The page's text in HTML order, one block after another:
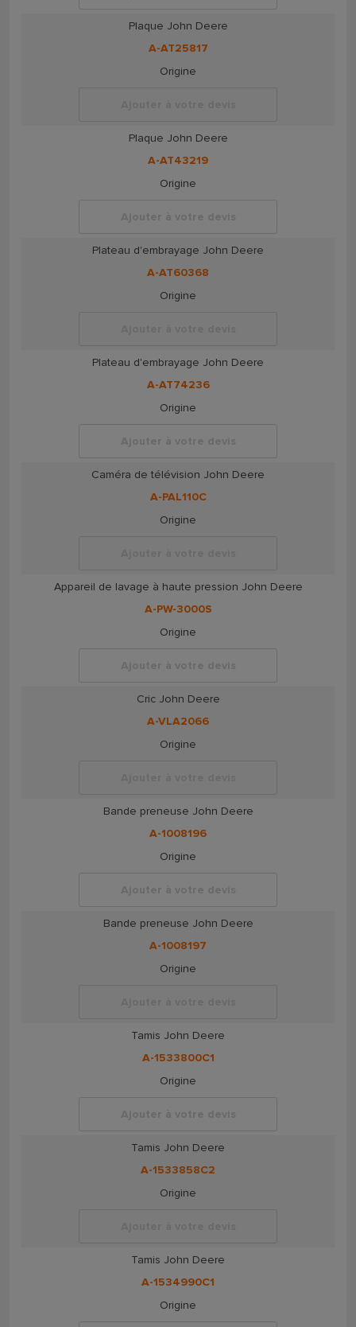
Plaque John Deere
A-AT25817
Origine
Plaque John Deere
A-AT43219
Origine
Ajouter à votre devis
Plateau d'embrayage John Deere
A-AT60368
Origine
Plateau d'embrayage John Deere
A-AT74236
Origine
Ajouter à votre devis
Caméra de télévision John Deere
A-PAL110C
Origine
Appareil de lavage à haute pression John Deere
A-PW-3000S
Origine
Ajouter à votre devis
Cric John Deere
A-VLA2066
Origine
Bande preneuse John Deere
A-1008196
Origine
Ajouter à votre devis
Bande preneuse John Deere
A-1008197
Origine
Tamis John Deere
A-1533800C1
Origine
Ajouter à votre devis
Tamis John Deere
A-1533858C2
Origine
Tamis John Deere
A-1534990C1
Origine